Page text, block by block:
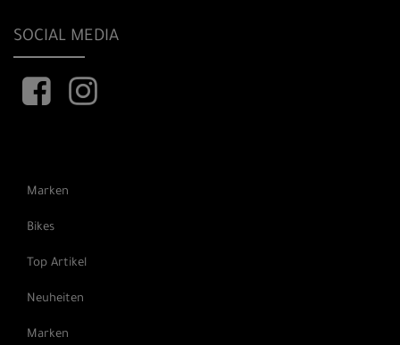
SOCIAL MEDIA
Marken
Bikes
Top Artikel
Neuheiten
Marken